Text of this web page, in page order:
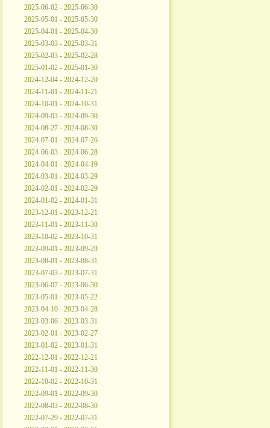
2025-06-02 - 2025-06-30
2025-05-01 - 2025-05-30
2025-04-01 - 2025-04-30
2025-03-03 - 2025-03-31
2025-02-03 - 2025-02-28
2025-01-02 - 2025-01-30
2024-12-04 - 2024-12-20
2024-11-01 - 2024-11-21
2024-10-01 - 2024-10-31
2024-09-03 - 2024-09-30
2024-08-27 - 2024-08-30
2024-07-01 - 2024-07-26
2024-06-03 - 2024-06-28
2024-04-01 - 2024-04-19
2024-03-01 - 2024-03-29
2024-02-01 - 2024-02-29
2024-01-02 - 2024-01-31
2023-12-01 - 2023-12-21
2023-11-01 - 2023-11-30
2023-10-02 - 2023-10-31
2023-09-01 - 2023-09-29
2023-08-01 - 2023-08-31
2023-07-03 - 2023-07-31
2023-06-07 - 2023-06-30
2023-05-01 - 2023-05-22
2023-04-10 - 2023-04-28
2023-03-06 - 2023-03-31
2023-02-01 - 2023-02-27
2023-01-02 - 2023-01-31
2022-12-01 - 2022-12-21
2022-11-01 - 2022-11-30
2022-10-02 - 2022-10-31
2022-09-01 - 2022-09-30
2022-08-03 - 2022-08-30
2022-07-29 - 2022-07-31